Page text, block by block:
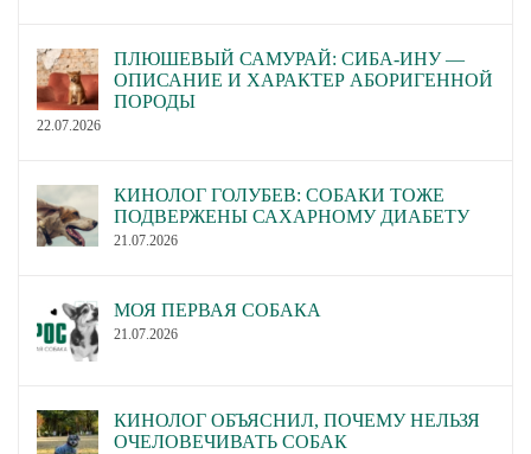
ПЛЮШЕВЫЙ САМУРАЙ: СИБА-ИНУ —
ОПИСАНИЕ И ХАРАКТЕР АБОРИГЕННОЙ
ПОРОДЫ
22.07.2026
КИНОЛОГ ГОЛУБЕВ: СОБАКИ ТОЖЕ
ПОДВЕРЖЕНЫ САХАРНОМУ ДИАБЕТУ
21.07.2026
МОЯ ПЕРВАЯ СОБАКА
21.07.2026
КИНОЛОГ ОБЪЯСНИЛ, ПОЧЕМУ НЕЛЬЗЯ
ОЧЕЛОВЕЧИВАТЬ СОБАК